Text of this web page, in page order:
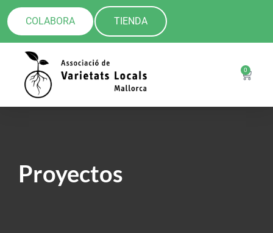
COLABORA TIENDA
0
Proyectos